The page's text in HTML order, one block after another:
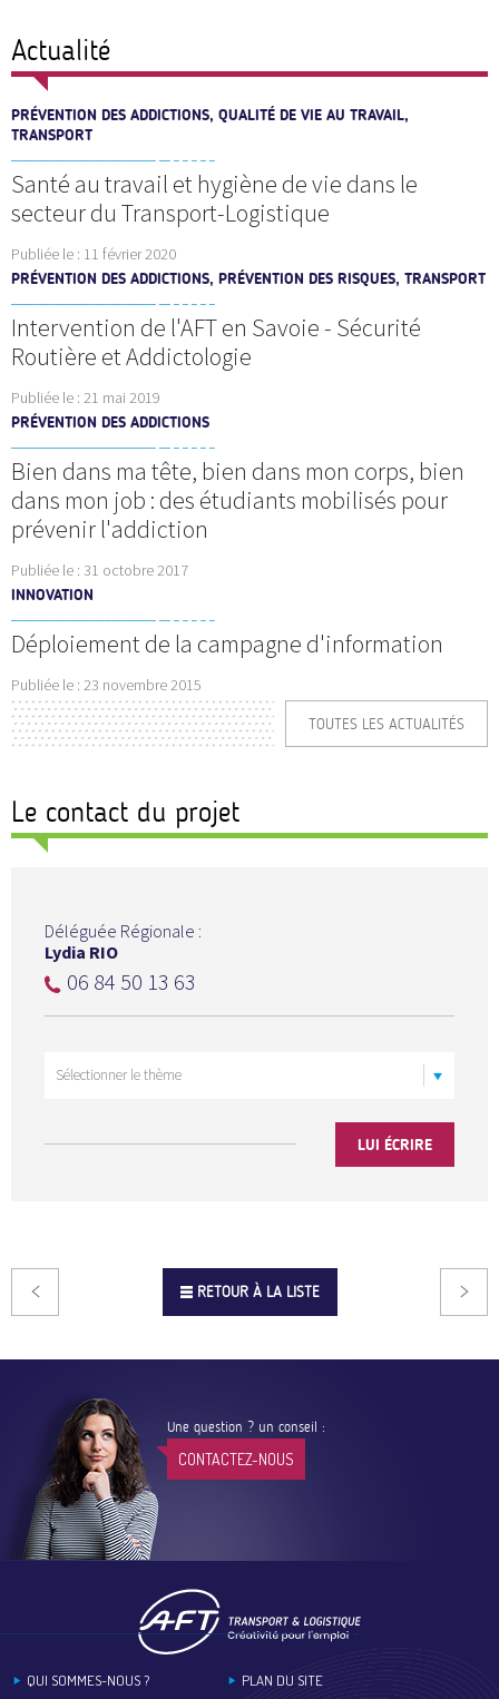
Actualité
PRÉVENTION DES ADDICTIONS, QUALITÉ DE VIE AU TRAVAIL,
TRANSPORT
Santé au travail et hygiène de vie dans le
secteur du Transport-Logistique
Publiée le : 11 février 2020
PRÉVENTION DES ADDICTIONS, PRÉVENTION DES RISQUES, TRANSPORT
Intervention de l'AFT en Savoie - Sécurité
Routière et Addictologie
Publiée le : 21 mai 2019
PRÉVENTION DES ADDICTIONS
Bien dans ma tête, bien dans mon corps, bien
dans mon job : des étudiants mobilisés pour
prévenir l'addiction
Publiée le : 31 octobre 2017
INNOVATION
Déploiement de la campagne d'information
Publiée le : 23 novembre 2015
TOUTES LES ACTUALITÉS
Le contact du projet
Déléguée Régionale :
Lydia RIO
06 84 50 13 63
LUI ÉCRIRE
RETOUR À LA LISTE
Une question ? un conseil :
CONTACTEZ-NOUS
QUI SOMMES-NOUS ? PLAN DU SITE